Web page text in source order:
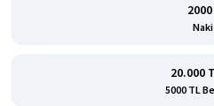
20.000
5000 TL